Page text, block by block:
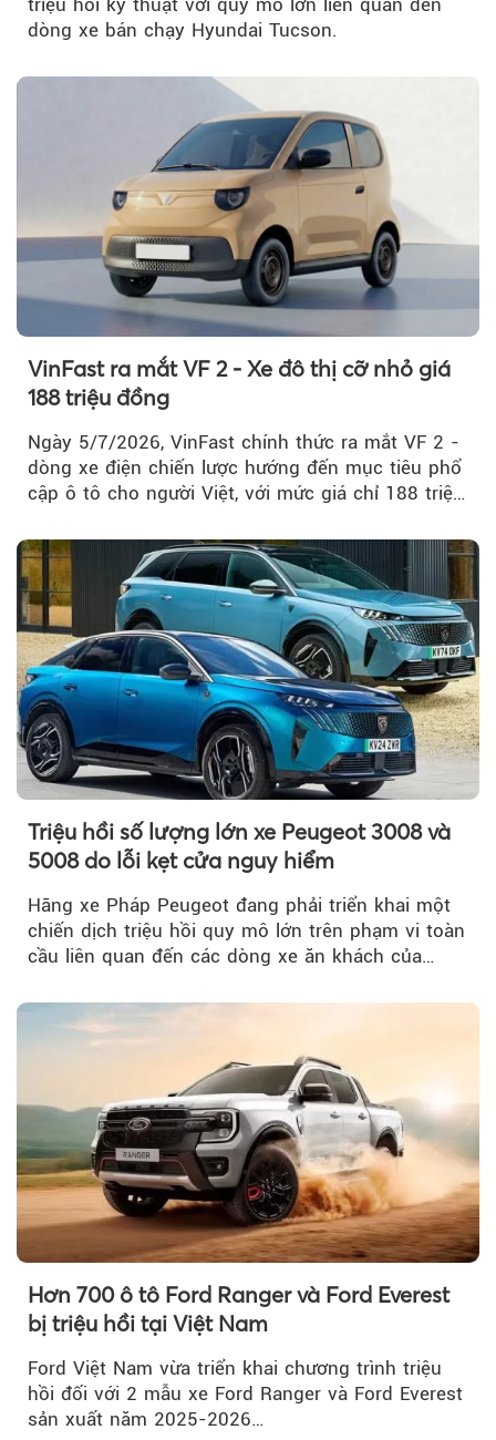
triệu hồi kỹ thuật với quy mô lớn liên quan đến
dòng xe bán chạy Hyundai Tucson.
VinFast ra mắt VF 2 - Xe đô thị cỡ nhỏ giá
188 triệu đồng
Ngày 5/7/2026, VinFast chính thức ra mắt VF 2 -
dòng xe điện chiến lược hướng đến mục tiêu phổ
cập ô tô cho người Việt, với mức giá chỉ 188 triệu
Triệu hồi số lượng lớn xe Peugeot 3008 và
5008 do lỗi kẹt cửa nguy hiểm
Hãng xe Pháp Peugeot đang phải triển khai một
chiến dịch triệu hồi quy mô lớn trên phạm vi toàn
cầu liên quan đến các dòng xe ăn khách của
Hơn 700 ô tô Ford Ranger và Ford Everest
bị triệu hồi tại Việt Nam
Ford Việt Nam vừa triển khai chương trình triệu
hồi đối với 2 mẫu xe Ford Ranger và Ford Everest
sản xuất năm 2025-2026…